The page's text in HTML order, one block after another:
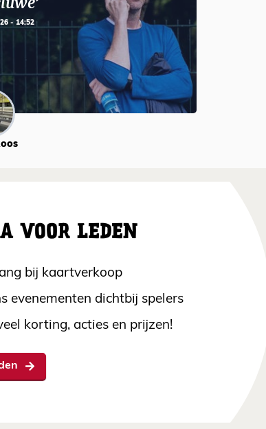
- 14:52
VOOR LEDEN
bij kaartverkoop
evenementen dichtbij spelers
korting, acties en prijzen!